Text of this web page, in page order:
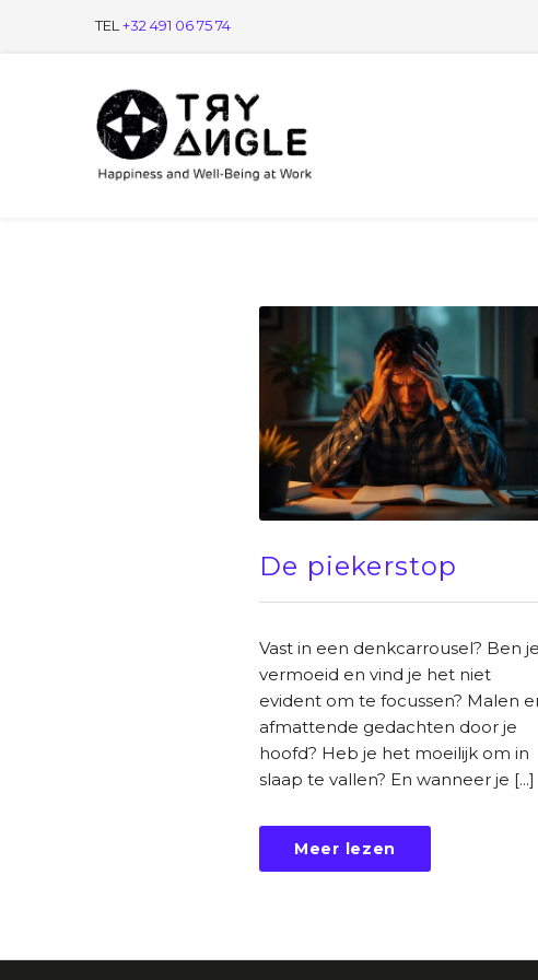
TEL +32 491 06 75 74
De piekerstop
Vast in een denkcarrousel? Ben je
vermoeid en vind je het niet
evident om te focussen? Malen
afmattende gedachten door je
hoofd? Heb je het moeilijk om in
slaap te vallen? En wanneer je [...]
Meer lezen